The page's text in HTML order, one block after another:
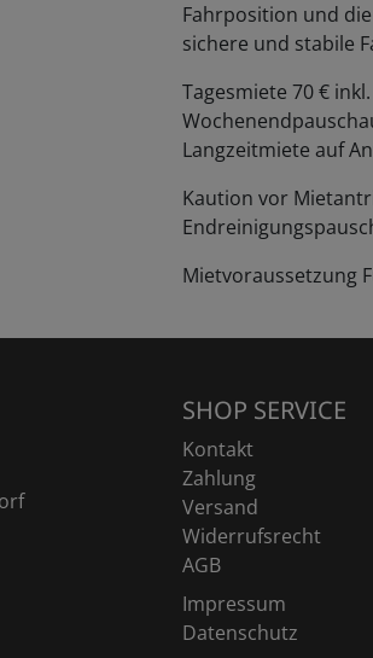
Fahrposition und
sichere und stabile
Tagesmiete 70 €
Langzeitmiete auf
Kaution vor
Mietvoraussetzung
SHOP SERVICE
Kontakt
Zahlung
Versand
Widerrufsrecht
AGB
Impressum
Datenschutz